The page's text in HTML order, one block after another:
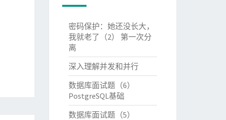
密码保护：她还没长大，
我就老了（2） 第一次分
离
深入理解并发和并行
数据库面试题（6）
PostgreSQL基础
数据库面试题（5）